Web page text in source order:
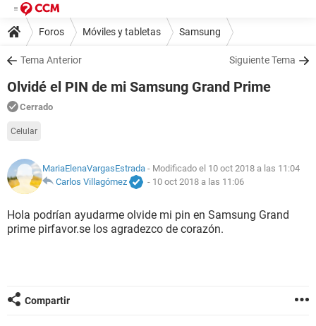
Foros Móviles y tabletas Samsung
Tema Anterior Siguiente Tema
Olvidé el PIN de mi Samsung Grand Prime
Cerrado
Celular
MariaElenaVargasEstrada - Modificado el 10 oct 2018 a las 11:04
Carlos Villagómez
- 10 oct 2018 a las 11:06
Hola podrían ayudarme olvide mi pin en Samsung Grand
prime pirfavor.se los agradezco de corazón.
Compartir